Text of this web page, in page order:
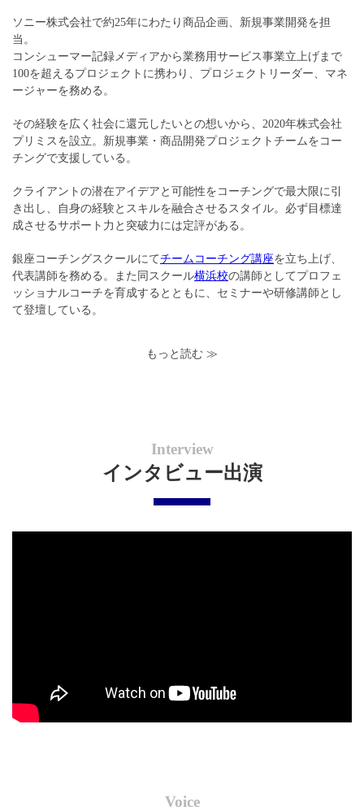
ソニー株式会社で約25年にわたり商品企画、新規事業開発を担
当。
コンシューマー記録メディアから業務用サービス事業立上げまで
100を超えるプロジェクトに携わり、プロジェクトリーダー、マネ
ージャーを務める。
その経験を広く社会に還元したいとの想いから、2020年株式会社
プリミスを設立。新規事業・商品開発プロジェクトチームをコー
チングで支援している。
クライアントの潜在アイデアと可能性をコーチングで最大限に引
き出し、自身の経験とスキルを融合させるスタイル。必ず目標達
成させるサポート力と突破力には定評がある。
銀座コーチングスクールにてチームコーチング講座を立ち上げ、
代表講師を務める。また同スクール横浜校の講師としてプロフェ
ッショナルコーチを育成するとともに、セミナーや研修講師とし
て登壇している。
もっと読む ≫
Interview
インタビュー出演
Voice